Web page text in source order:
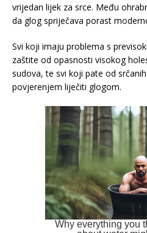
vrijedan lijek za srce. Među
da glog spriječava porast
Svi koji imaju problema s
zaštite od opasnosti visokog
sudova, te svi koji pate od
povjerenjem liječiti glogom.